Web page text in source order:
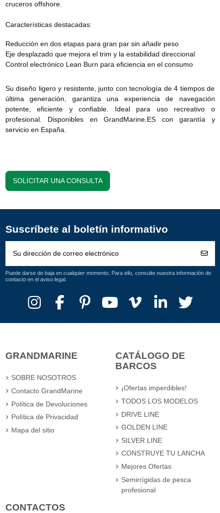
cruceros offshore.
Características destacadas:
Reducción en dos etapas para gran par sin añadir peso
Eje desplazado que mejora el trim y la estabilidad direccional
Control electrónico Lean Burn para eficiencia en el consumo
Su diseño ligero y resistente, junto con tecnología de 4 tiempos de
última generación, garantiza una experiencia de navegación
potente, eficiente y confiable. Ideal para uso recreativo o
profesional. Disponibles en GrandMarine.ES con garantía y
servicio en España.
SOLICITAR UNA CONSULTA
Suscríbete al boletín informativo
Puede darse de baja en cualquier momento. Para ello, consulte nuestra información de
contacto en el aviso legal.
GRANDMARINE
SOBRE NOSOTROS
Contacto GrandMarine
Política de Devoluciones
Política de Privacidad
Mapa del sitio
CATÁLOGO DE
BARCOS
¡Ofertas imperdibles!
TODOS LOS MODELOS
DRIVE LINE
GOLDEN LINE
SILVER LINE
CONSTRUYE TU LANCHA
Mejores Ofertas
Semirrígidas de pesca
profesional
CONTACTOS